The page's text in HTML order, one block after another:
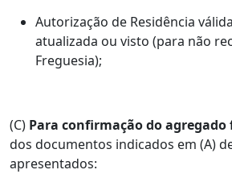
Autorização de Residência
atualizada ou visto (para não
Freguesia);
(C) Para confirmação do
dos documentos indicados em (A)
apresentados: